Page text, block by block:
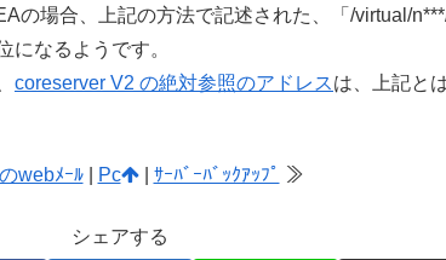
の場合、上記の方法で記述された、「/virtual/
になるようです。
coreserver V2 の絶対参照のアドレスは、上記と
webﾒｰﾙ| Pc | ｻｰﾊﾞｰﾊﾞｯｸｱｯﾌﾟ ≫
シェアする